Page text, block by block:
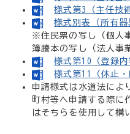
様式第3（主任技
様式別表（所有器
※住民票の写し（個人
簿謄本の写し（法人事
様式第10（登録内
様式第11（休止・
申請様式は水道法によ
町村等へ申請する際に
はそちらを使用して構